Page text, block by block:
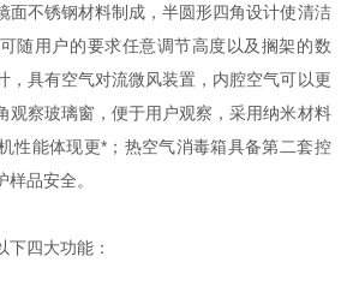
面不锈钢材料制成，半圆形四角设计使清洁
随用户的要求任意调节高度以及搁架的数
，具有空气对流微风装置，内腔空气可以更
观察玻璃窗，便于用户观察，采用纳米材料
性能体现更*；热空气消毒箱具备第二套控
品安全。
四大功能：